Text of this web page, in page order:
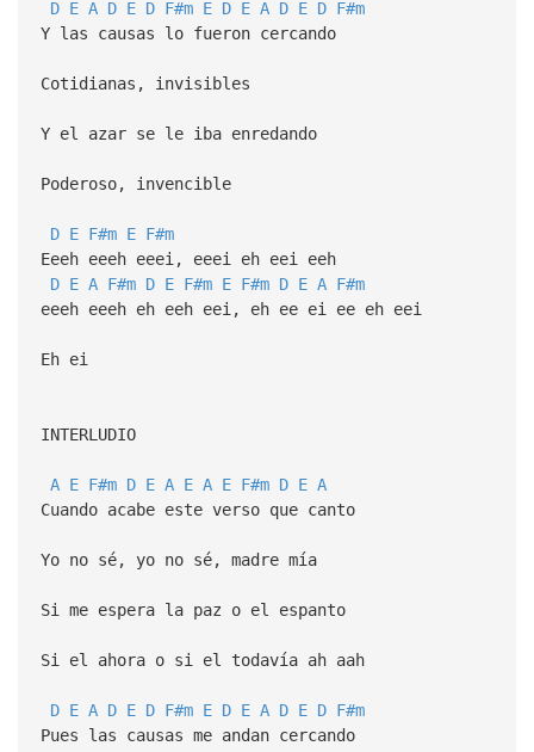
D E A D E D F#m E D E A D E D F#m
Y las causas lo fueron cercando
Cotidianas, invisibles
Y el azar se le iba enredando
Poderoso, invencible
D E F#m E F#m
Eeeh eeeh eeei, eeei eh eei eeh
D E A F#m D E F#m E F#m D E A F#m
eeeh eeeh eh eeh eei, eh ee ei ee eh eei
Eh ei
INTERLUDIO
A E F#m D E A E A E F#m D E A
Cuando acabe este verso que canto
Yo no sé, yo no sé, madre mía
Si me espera la paz o el espanto
Si el ahora o si el todavía ah aah
D E A D E D F#m E D E A D E D F#m
Pues las causas me andan cercando